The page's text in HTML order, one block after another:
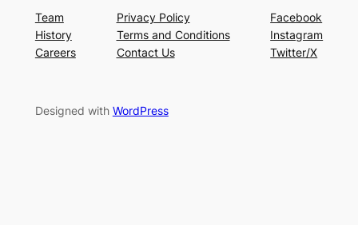
Team
History
Careers
Privacy Policy
Terms and Conditions
Contact Us
Facebook
Instagram
Twitter/X
Designed with WordPress